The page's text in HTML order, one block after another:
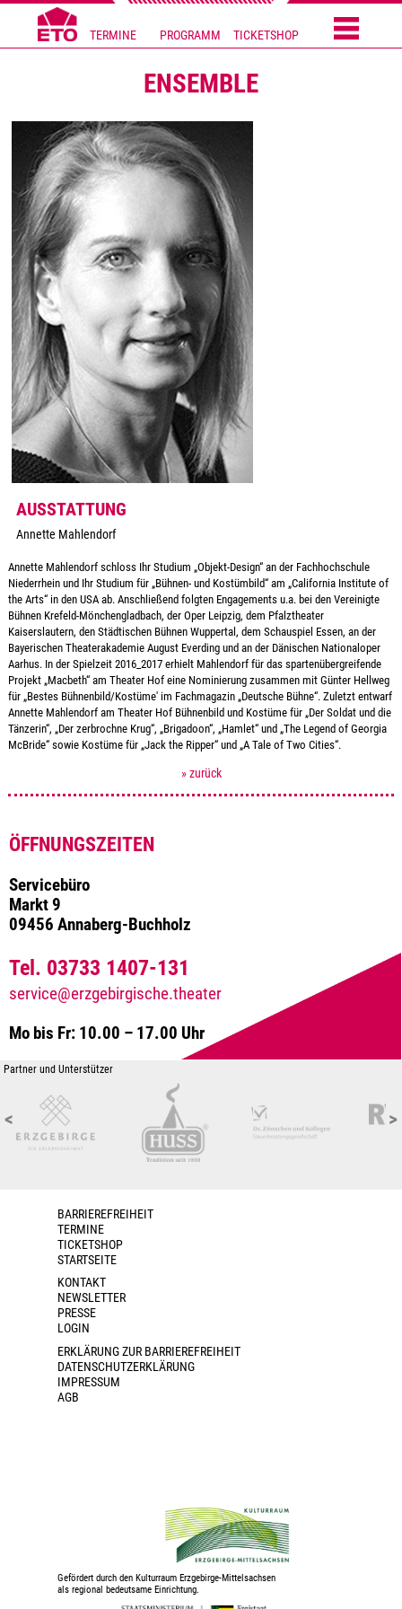
TERMINE PROGRAMM TICKETSHOP
ENSEMBLE
AUSSTATTUNG
Annette Mahlendorf
Annette Mahlendorf schloss Ihr Studium „Objekt-Design“ an der Fachhochschule
Niederrhein und Ihr Studium für „Bühnen- und Kostümbild“ am „California Institute of
the Arts“ in den USA ab. Anschließend folgten Engagements u.a. bei den Vereinigte
Bühnen Krefeld-Mönchengladbach, der Oper Leipzig, dem Pfalztheater
Kaiserslautern, den Städtischen Bühnen Wuppertal, dem Schauspiel Essen, an der
Bayerischen Theaterakademie August Everding und an der Dänischen Nationaloper
Aarhus. In der Spielzeit 2016_2017 erhielt Mahlendorf für das spartenübergreifende
Projekt „Macbeth“ am Theater Hof eine Nominierung zusammen mit Günter Hellweg
für „Bestes Bühnenbild/Kostüme' im Fachmagazin „Deutsche Bühne“. Zuletzt entwarf
Annette Mahlendorf am Theater Hof Bühnenbild und Kostüme für „Der Soldat und die
Tänzerin“, „Der zerbrochne Krug“, „Brigadoon“, „Hamlet“ und „The Legend of Georgia
McBride“ sowie Kostüme für „Jack the Ripper“ und „A Tale of Two Cities“.
» zurück
ÖFFNUNGSZEITEN
Servicebüro
Markt 9
09456 Annaberg-Buchholz
Tel. 03733 1407-131
service@erzgebirgische.theater
Mo bis Fr: 10.00 – 17.00 Uhr
Partner und Unterstützer
< >
BARRIEREFREIHEIT
TERMINE
TICKETSHOP
STARTSEITE
KONTAKT
NEWSLETTER
PRESSE
LOGIN
ERKLÄRUNG ZUR BARRIEREFREIHEIT
DATENSCHUTZERKLÄRUNG
IMPRESSUM
AGB
Gefördert durch den Kulturraum Erzgebirge-Mittelsachsen
als regional bedeutsame Einrichtung.